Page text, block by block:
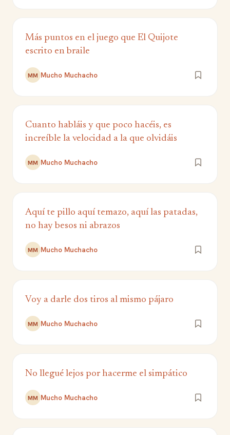
Más puntos en el juego que El Quijote
escrito en braile
MM Mucho Muchacho
Cuanto habláis y que poco hacéis, es
increíble la velocidad a la que olvidáis
MM Mucho Muchacho
Aquí te pillo aquí temazo, aquí las patadas,
no hay besos ni abrazos
MM Mucho Muchacho
Voy a darle dos tiros al mismo pájaro
MM Mucho Muchacho
No llegué lejos por hacerme el simpático
MM Mucho Muchacho